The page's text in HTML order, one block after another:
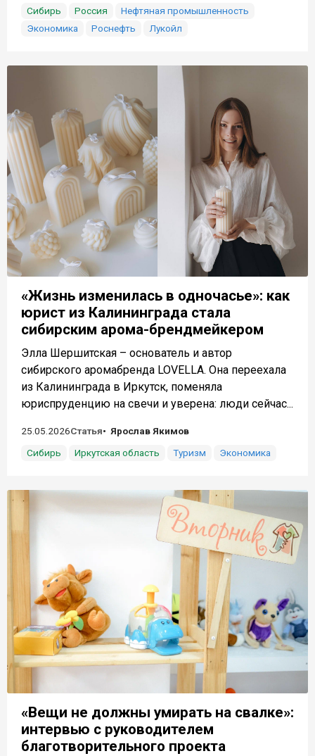
Сибирь
Россия
Нефтяная промышленность
Экономика
Роснефть Лукойл
«Жизнь изменилась в одночасье»: как
юрист из Калининграда стала
сибирским арома-брендмейкером
Элла Шершитская – основатель и автор
сибирского аромабренда LOVELLA. Она переехала
из Калининграда в Иркутск, поменяла
юриспруденцию на свечи и уверена: люди сейчас...
25.05.2026Статья
Ярослав Якимов
Сибирь
Иркутская область Туризм Экономика
«Вещи не должны умирать на свалке»:
интервью с руководителем
благотворительного проекта